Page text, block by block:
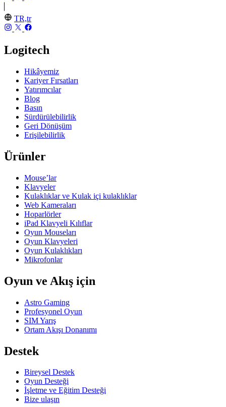
TR,tr
Logitech
Hikâyemiz
Kariyer Fırsatları
Yatırımcılar
Blog
Basın
Sürdürülebilirlik
Geri Dönüşüm
Erişilebilirlik
Ürünler
Mouse’lar
Klavyeler
Kulaklıklar ve Kulak içi kulaklıklar
Web Kameraları
Hoparlörler
iPad Klavyeli Kılıflar
Oyun Mouseları
Oyun Klavyeleri
Oyun Kulaklıkları
Mikrofonlar
Oyun ve Akış için
Astro Gaming
Profesyonel Oyun
SIM Yarış
Ortam Akışı Donanımı
Destek
Bireysel Destek
Oyun Desteği
İşletme ve Eğitim Desteği
Bize ulaşın